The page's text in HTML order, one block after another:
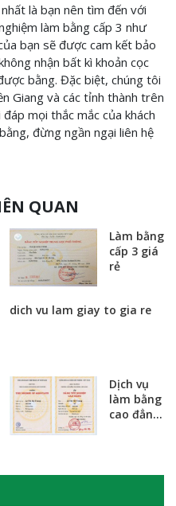
là bạn nên tìm đến với
làm bằng cấp 3 như
bạn sẽ được cam kết bảo
nhận bất kì khoản cọc
bằng. Đặc biệt, chúng tôi
Giang và các tỉnh thành trên
mọi thắc mắc của khách
đừng ngần ngại liên hệ
QUAN
Làm bằng
cấp 3 giá
rẻ
dich vu lam giay to gia re
Dịch vụ
làm bằng
cao đẳng
quốc